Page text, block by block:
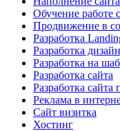
Обучение работе
Продвижение в
Разработка
Разработка
Разработка на
Разработка сайта
Разработка
Реклама в
Сайт визитка
Хостинг